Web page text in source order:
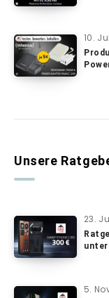
10.
Unsere
23.
unter
5.